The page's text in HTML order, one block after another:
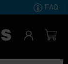
FAQ